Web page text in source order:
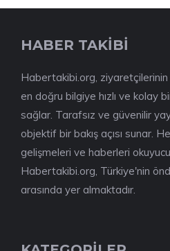
HABER TAKİBİ
Habertakibi.org, ziyaretçilerinin
en doğru bilgiye hızlı ve kolay
sağlar. Tarafsız ve güvenilir
objektif bir bakış açısı sunar.
gelişmeleri ve haberleri
Habertakibi.org, Türkiye'nin
arasında yer almaktadır.